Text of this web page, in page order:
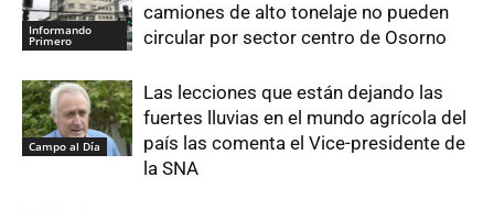
Informando
Primero
camiones de alto tonelaje no pueden
circular por sector centro de Osorno
Campo al Día
Las lecciones que están dejando las
fuertes lluvias en el mundo agrícola del
país las comenta el Vice-presidente de
la SNA